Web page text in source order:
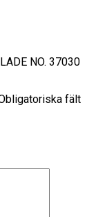
NO. 37030
fält